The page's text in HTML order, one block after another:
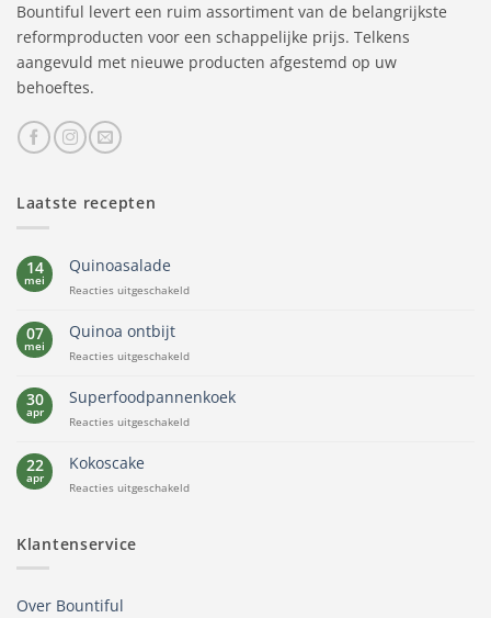
Bountiful levert een ruim assortiment van de belangrijkste
reformproducten voor een schappelijke prijs. Telkens
aangevuld met nieuwe producten afgestemd op uw
behoeftes.
Laatste recepten
14
mei
Quinoasalade
Reacties uitgeschakeldvoor
07
mei
Quinoa ontbijt
Reacties uitgeschakeldvoor
ontbijt
30
apr
Superfoodpannenkoek
Reacties uitgeschakeldvoor
22
apr
Kokoscake
Reacties uitgeschakeldvoor
Klantenservice
Over Bountiful